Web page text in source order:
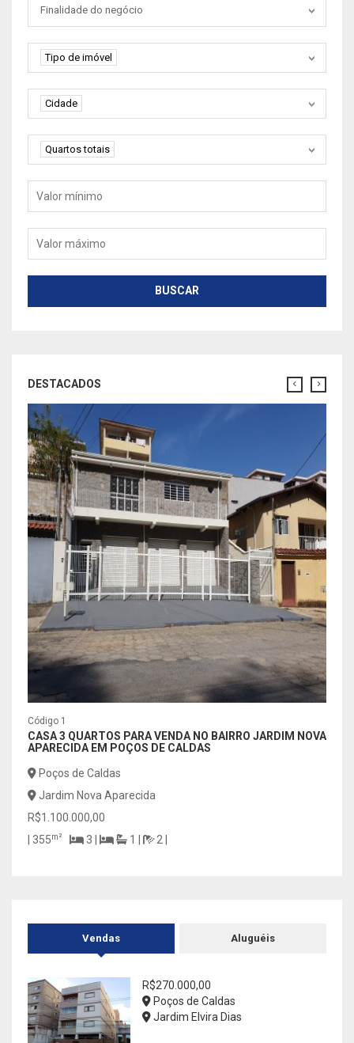
Tipo negociação
Finalidade do negócio
Tipo de imóvel
Tipo de imóvel
Cidade
Cidade
Quartos
Quartos totais
Valor mínimo
Valor máximo
BUSCAR
DESTACADOS
Código 1
CASA 3 QUARTOS PARA VENDA NO BAIRRO JARDIM NOVA
APARECIDA EM POÇOS DE CALDAS
Poços de Caldas
Jardim Nova Aparecida
R$1.100.000,00
| 355m² 3 | 1 | 2 |
Vendas Aluguéis
R$270.000,00
Poços de Caldas
Jardim Elvira Dias